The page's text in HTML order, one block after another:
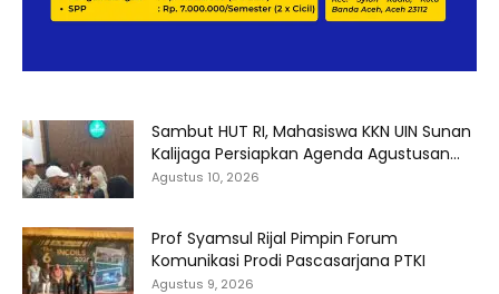
Sambut HUT RI, Mahasiswa KKN UIN Sunan
Kalijaga Persiapkan Agenda Agustusan...
Agustus 10, 2026
Prof Syamsul Rijal Pimpin Forum
Komunikasi Prodi Pascasarjana PTKI
Agustus 9, 2026